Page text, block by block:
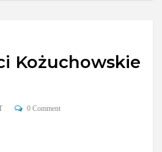
Kożuchowskie
0 Comment